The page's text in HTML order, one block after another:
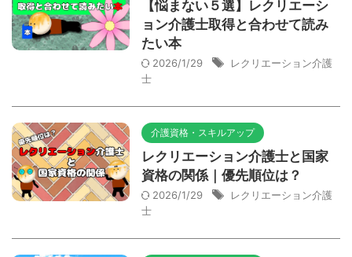
【悩まない５選】レクリエーシ
ョン介護士取得と合わせて読み
たい本
2026/1/29
レクリエーション介護
士
介護資格・スキルアップ
レクリエーション介護士と国家
資格の関係｜優先順位は？
2026/1/29
レクリエーション介護
士